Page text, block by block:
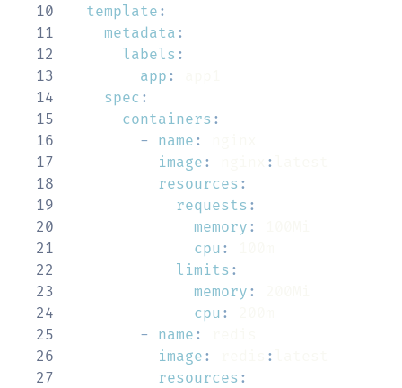
10
template :
11
metadata :
12
labels :
13
app :
14
spec :
15
containers :
16
- name :
17
image : :
18
resources :
19
requests :
20
memory :
21
cpu :
22
limits :
23
memory :
24
cpu :
25
- name :
26
image : :
27
resources :